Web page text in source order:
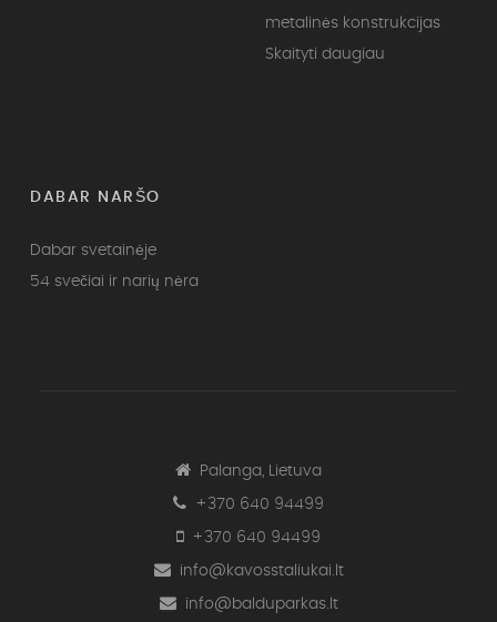
metalinės konstrukcijas
Skaityti daugiau
DABAR NARŠO
Dabar svetainėje
54 svečiai ir narių nėra
Palanga, Lietuva
+370 640 94499
+370 640 94499
info@kavosstaliukai.lt
info@balduparkas.lt